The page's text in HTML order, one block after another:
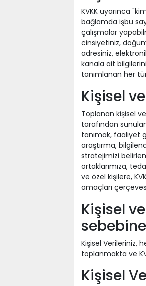
KVKK uyarınca
bağlamda işbu
çalışmalar
cinsiyetiniz,
adresiniz,
kanala ait
tanımlanan her
Kişisel
Toplanan kişisel
tarafından
tanımak, faaliyet
araştırma,
stratejimizi
ortaklarımıza,
ve özel kişilere,
amaçları
Kişisel
Kişisel Verileriniz,
toplanmakta ve
Kişisel